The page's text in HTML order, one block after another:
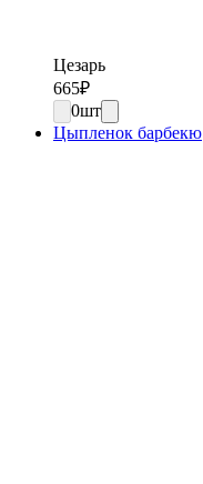
Цезарь
665₽
0шт
Цыпленок барбекю